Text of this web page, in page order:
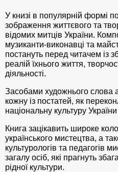
У книзі в популярній формі
зображення життєвого та
відомих митців України.
музиканти-виконавці та
постануть перед читачем із
реалій їхнього життя,
діяльності.
Засобами художнього слова
кожну із постатей, як
національну культуру
Книга зацікавить широке
українського мистецтва, а
культурологів та педагогів
загалу осіб, які прагнуть
рідної культури.